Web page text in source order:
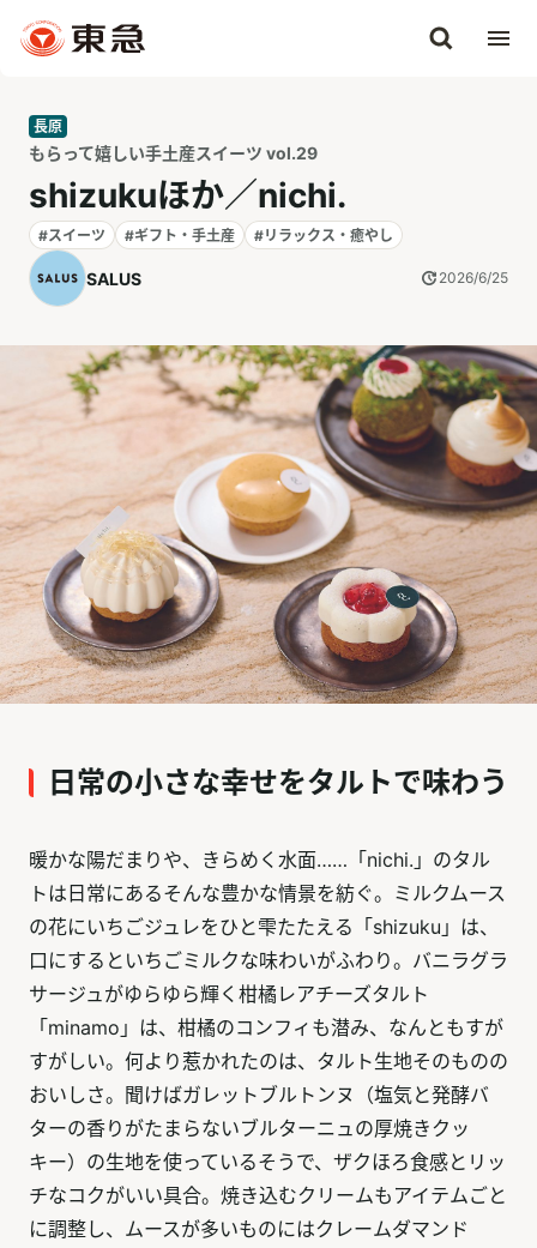
長原
もらって嬉しい手土産スイーツ vol.29
shizukuほか／nichi.
#スイーツ #ギフト・手土産 #リラックス・癒やし
SALUS 2026/6/25
日常の小さな幸せをタルトで味わう
暖かな陽だまりや、きらめく水面……「nichi.」のタル
トは日常にあるそんな豊かな情景を紡ぐ。ミルクムース
の花にいちごジュレをひと雫たたえる「shizuku」は、
口にするといちごミルクな味わいがふわり。バニラグラ
サージュがゆらゆら輝く柑橘レアチーズタルト
「minamo」は、柑橘のコンフィも潜み、なんともすが
すがしい。何より惹かれたのは、タルト生地そのものの
おいしさ。聞けばガレットブルトンヌ（塩気と発酵バ
ターの香りがたまらないブルターニュの厚焼きクッ
キー）の生地を使っているそうで、ザクほろ食感とリッ
チなコクがいい具合。焼き込むクリームもアイテムごと
に調整し、ムースが多いものにはクレームダマンド